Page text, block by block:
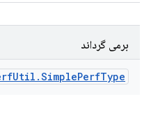
برمی گرداند
Util .SimplePerfType